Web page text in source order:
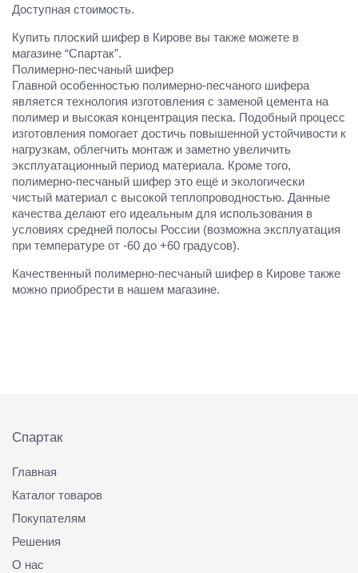
Доступная стоимость.
Купить плоский шифер в Кирове вы также можете в
магазине “Спартак”.
Полимерно-песчаный шифер
Главной особенностью полимерно-песчаного шифера
является технология изготовления с заменой цемента на
полимер и высокая концентрация песка. Подобный процесс
изготовления помогает достичь повышенной устойчивости к
нагрузкам, облегчить монтаж и заметно увеличить
эксплуатационный период материала. Кроме того,
полимерно-песчаный шифер это ещё и экологически
чистый материал с высокой теплопроводностью. Данные
качества делают его идеальным для использования в
условиях средней полосы России (возможна эксплуатация
при температуре от -60 до +60 градусов).
Качественный полимерно-песчаный шифер в Кирове также
можно приобрести в нашем магазине.
Спартак
Главная
Каталог товаров
Покупателям
Решения
О нас